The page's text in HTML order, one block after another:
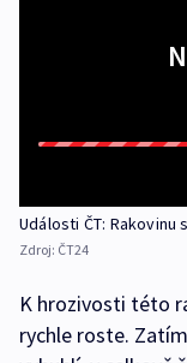
Události ČT:
Zdroj: ČT24
K hrozivosti této
rychle roste.